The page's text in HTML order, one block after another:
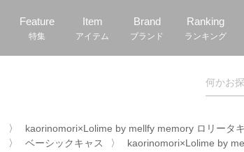
Feature
特集
Item
アイテム
Brand
ブランド
Ranking
ランキング
〉
kaorinomori×Lolime by mellfy memory ロリータ
〉 ベーシックキャス 〉 kaorinomori×Lolime by